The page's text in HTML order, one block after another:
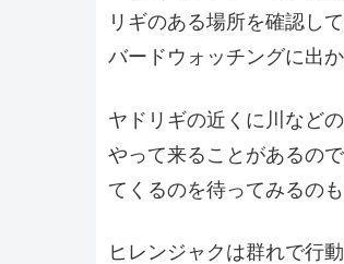
リギのある場所を確認し
バードウォッチングに出
ヤドリギの近くに川など
やって来ることがあるの
てくるのを待ってみるのも
ヒレンジャクは群れで行